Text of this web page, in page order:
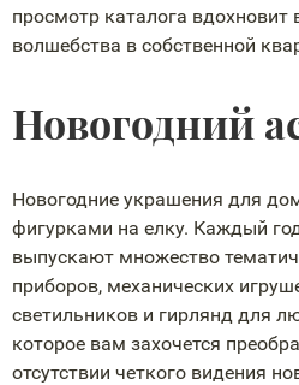
просмотр каталога вдохновит
волшебства в собственной
Новогодний
Новогодние украшения для
фигурками на елку. Каждый
выпускают множество
приборов, механических
светильников и гирлянд для
которое вам захочется
отсутствии четкого видения